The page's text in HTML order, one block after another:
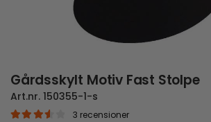
Gårdsskylt Motiv Fast Stolpe
Art.nr. 150355-1-s
3 recensioner